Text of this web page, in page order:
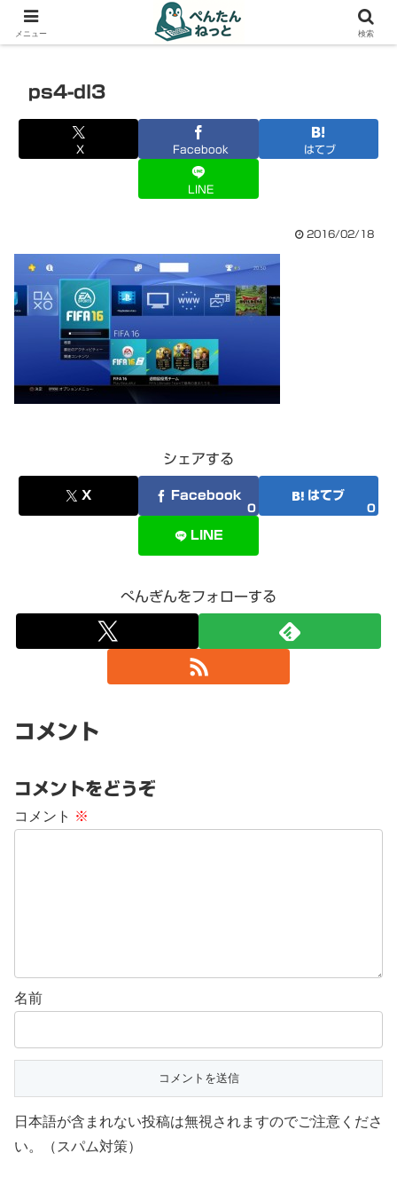
PCやガジェットの備忘録
ps4-dl3
X Facebook はてブ
LINE
2016/02/18
シェアする
X Facebook
0
はてブ
0
LINE
ぺんぎんをフォローする
コメント
コメントをどうぞ
コメント ※
名前
日本語が含まれない投稿は無視されますのでご注意くださ
い。（スパム対策）
メニュー 検索